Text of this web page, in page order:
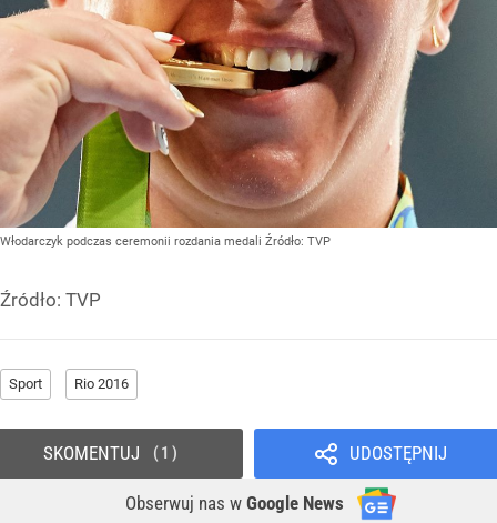
Włodarczyk podczas ceremonii rozdania medali Źródło: TVP
Źródło: TVP
Sport Rio 2016
UDOSTĘPNIJ
Obserwuj nas w Google News
SKOMENTUJ 1